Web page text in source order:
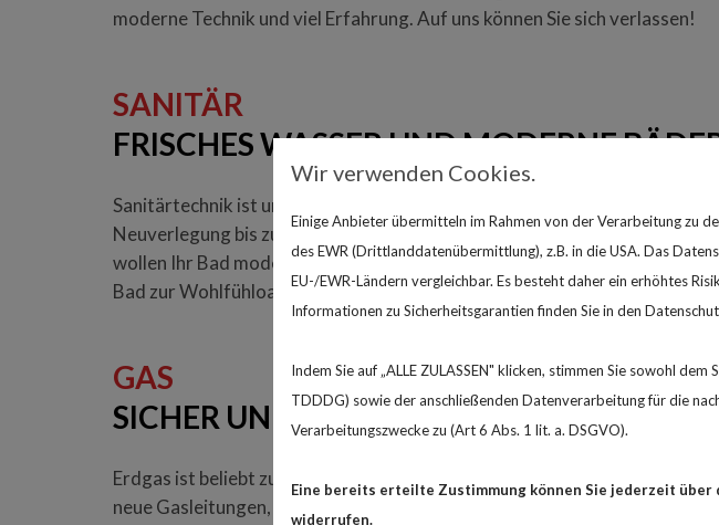
moderne Technik und viel Erfahrung. Auf uns können Sie sich verlassen!
SANITÄR
FRISCHES WASSER UND MODERNE
Sanitärtechnik ist unsere Leidenschaft. Wir kümmern uns um alles: von der
Neuverlegung bis zur Sanierung von Wasser- und Abwasserleitungen. Sie
wollen Ihr Bad modernisieren oder ein neues Bad bauen? Wir machen Ihr
Bad zur Wohlfühloase – auch im Altbau!
GAS
SICHER UND VIELSEITIG EINSETZBAR
Erdgas ist beliebt zum Heizen, Kochen und für Warmwasser. Wir verlegen
neue Gasleitungen, sanieren bestehende und führen Sicherheitsprüfungen
Wir verwenden Cookies.
Einige Anbieter übermitteln im Rahmen von der Verarbeitung zu
des EWR (Drittlanddatenübermittlung), z.B. in die USA. Das
EU-/EWR-Ländern vergleichbar. Es besteht daher ein erhöhtes
Informationen zu Sicherheitsgarantien finden Sie in den
Indem Sie auf „ALLE ZULASSEN" klicken, stimmen Sie sowohl
TDDDG) sowie der anschließenden Datenverarbeitung für die
Verarbeitungszwecke zu (Art 6 Abs. 1 lit. a. DSGVO).
Eine bereits erteilte Zustimmung können Sie jederzeit
widerrufen.